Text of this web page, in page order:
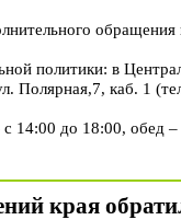
обращения
политики: в
Полярная,7, каб. 1
14:00 до 18:00, обед
края